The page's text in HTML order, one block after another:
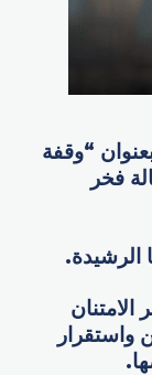
“وقفة
فخر
الرشیدة.
واستقرار